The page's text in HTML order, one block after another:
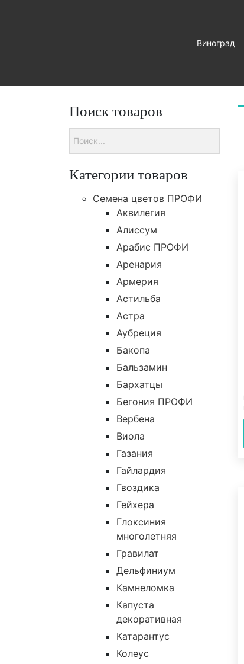
Виноград
Поиск товаров
Категории товаров
Cемена цветов ПРОФИ
Аквилегия
Алиссум
Арабис ПРОФИ
Аренария
Армерия
Астильба
Астра
Аубреция
Бакопа
Бальзамин
Бархатцы
Бегония ПРОФИ
Вербена
Виола
Газания
Гайлардия
Гвоздика
Гейхера
Глоксиния
многолетняя
Гравилат
Дельфиниум
Камнеломка
Капуста
декоративная
Катарантус
Колеус